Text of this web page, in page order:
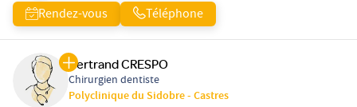
Rendez-vous Téléphone
Bertrand CRESPO
Chirurgien dentiste
Polyclinique du Sidobre - Castres